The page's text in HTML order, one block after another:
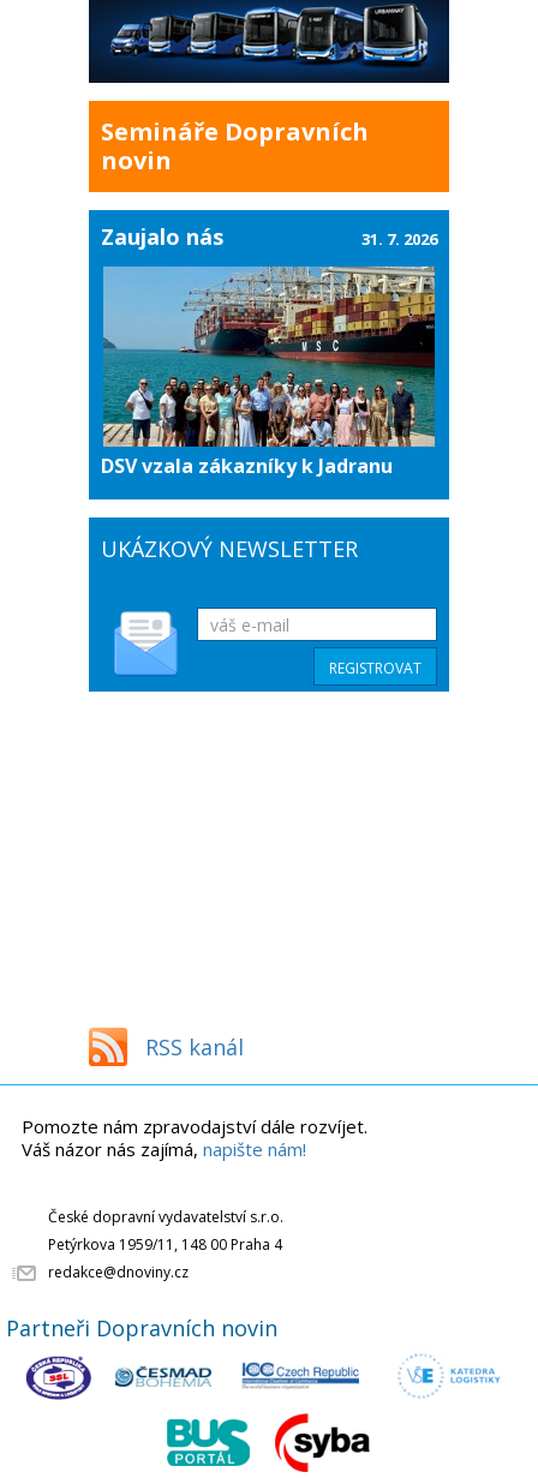
Semináře Dopravních
novin
Zaujalo nás
DSV vzala zákazníky k Jadranu
31. 7. 2026
UKÁZKOVÝ NEWSLETTER
RSS kanál
Pomozte nám zpravodajství dále rozvíjet.
Váš názor nás zajímá, napište nám!
České dopravní vydavatelství s.r.o.
Petýrkova 1959/11, 148 00 Praha 4
redakce@dnoviny.cz
Partneři Dopravních novin